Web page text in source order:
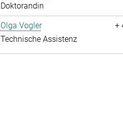
Doktorandin
Olga Vogler
Technische Assistenz
+